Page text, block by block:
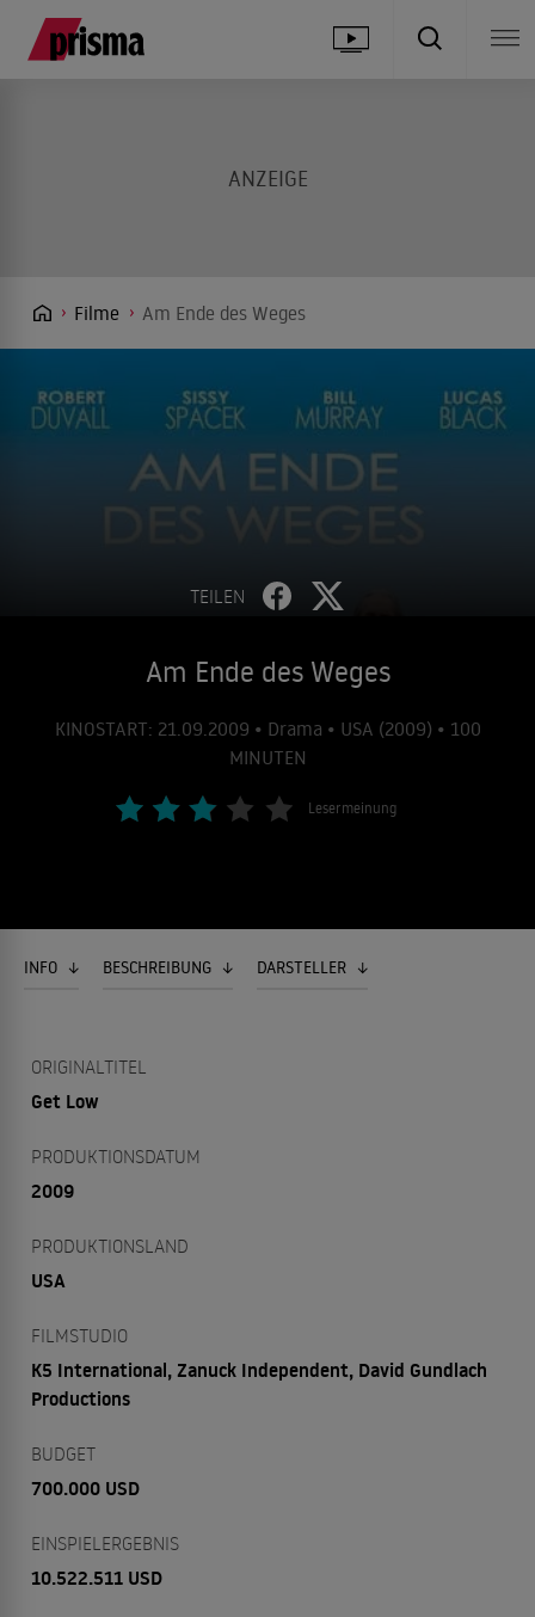
Filme Am Ende des Weges
TEILEN
Am Ende des Weges
KINOSTART: 21.09.2009 • Drama • USA (2009) • 100
MINUTEN
Lesermeinung
INFO BESCHREIBUNG DARSTELLER
ORIGINALTITEL
Get Low
PRODUKTIONSDATUM
2009
PRODUKTIONSLAND
USA
FILMSTUDIO
K5 International, Zanuck Independent, David Gundlach
Productions
BUDGET
700.000 USD
EINSPIELERGEBNIS
10.522.511 USD